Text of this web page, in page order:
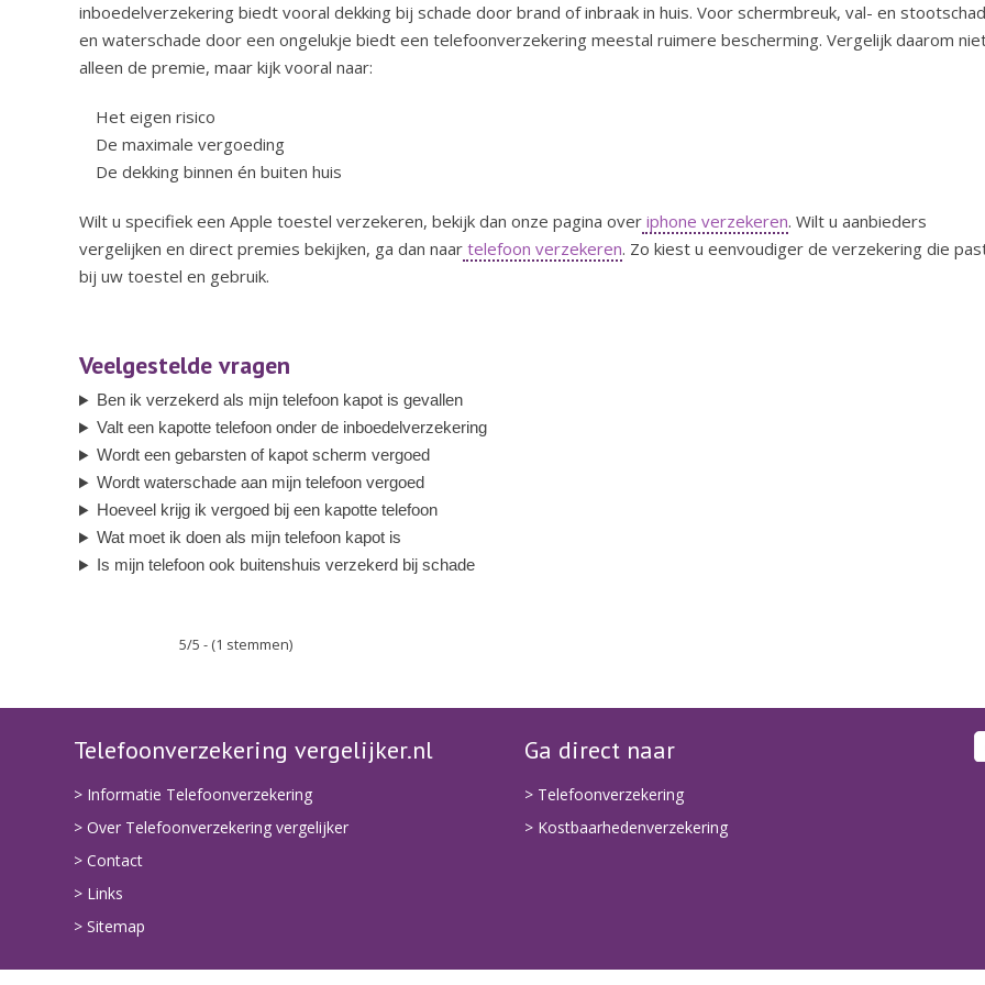
inboedelverzekering biedt vooral dekking bij schade door brand of inbraak in huis. Voor schermbreuk, val- en
en waterschade door een ongelukje biedt een telefoonverzekering meestal ruimere bescherming. Vergelijk daarom
alleen de premie, maar kijk vooral naar:
Het eigen risico
De maximale vergoeding
De dekking binnen én buiten huis
Wilt u specifiek een Apple toestel verzekeren, bekijk dan onze pagina over iphone verzekeren. Wilt u aanbieders
vergelijken en direct premies bekijken, ga dan naar telefoon verzekeren. Zo kiest u eenvoudiger de verzekering die
bij uw toestel en gebruik.
Veelgestelde vragen
Ben ik verzekerd als mijn telefoon kapot is gevallen
Valt een kapotte telefoon onder de inboedelverzekering
Wordt een gebarsten of kapot scherm vergoed
Wordt waterschade aan mijn telefoon vergoed
Hoeveel krijg ik vergoed bij een kapotte telefoon
Wat moet ik doen als mijn telefoon kapot is
Is mijn telefoon ook buitenshuis verzekerd bij schade
5/5 - (1 stemmen)
Telefoonverzekering vergelijker.nl
> Informatie Telefoonverzekering
> Over Telefoonverzekering vergelijker
> Contact
> Links
> Sitemap
Ga direct naar
> Telefoonverzekering
> Kostbaarhedenverzekering